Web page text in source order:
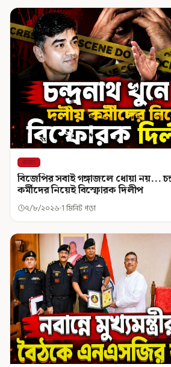
রাজ্য
বিজেপির সবাই গঙ্গাজলে ধোয়া নয়...
কর্মীদের নিয়েই বিস্ফোরক দিলীপ
৭/৮/২০২৬ 1 মিনিট পড়া